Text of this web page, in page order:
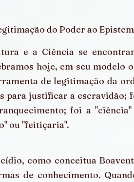
do Poder ao
e a Ciência se
hoje, em seu
de legitimação da
para justificar a escravidão;
foi a
ou "feitiçaria".
como conceitua
de conhecimento.